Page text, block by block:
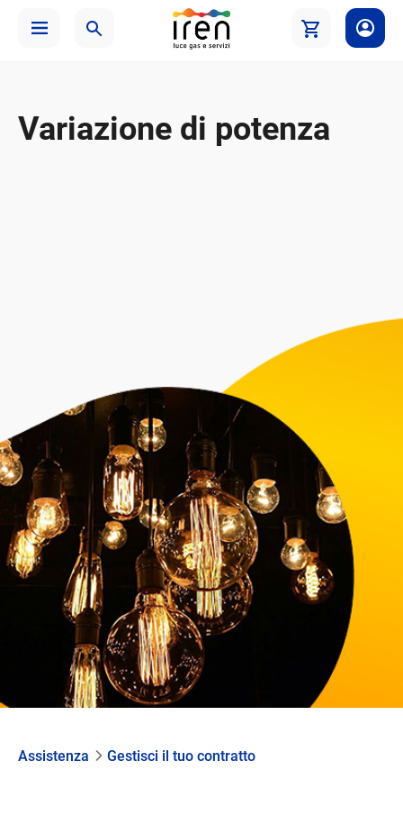
Variazione di potenza
Assistenza Gestisci il tuo contratto